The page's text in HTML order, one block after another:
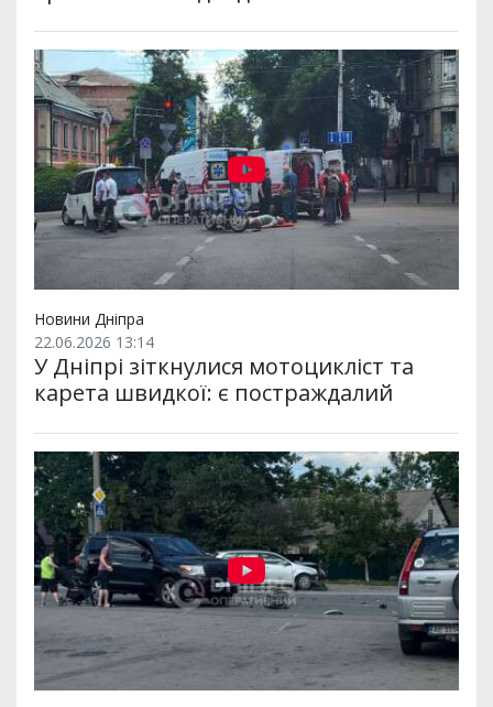
Новини Дніпра
22.06.2026 13:14
У Дніпрі зіткнулися мотоцикліст та
карета швидкої: є постраждалий